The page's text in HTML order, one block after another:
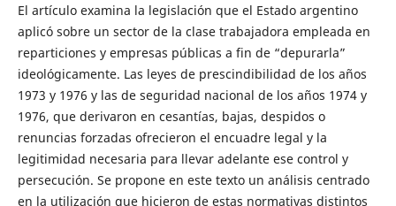
El artículo examina la legislación que el Estado argentino
aplicó sobre un sector de la clase trabajadora empleada en
reparticiones y empresas públicas a fin de “depurarla”
ideológicamente. Las leyes de prescindibilidad de los años
1973 y 1976 y las de seguridad nacional de los años 1974 y
1976, que derivaron en cesantías, bajas, despidos o
renuncias forzadas ofrecieron el encuadre legal y la
legitimidad necesaria para llevar adelante ese control y
persecución. Se propone en este texto un análisis centrado
en la utilización que hicieron de estas normativas distintos